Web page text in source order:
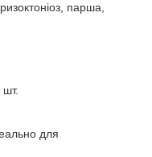
парша,
шт.
для